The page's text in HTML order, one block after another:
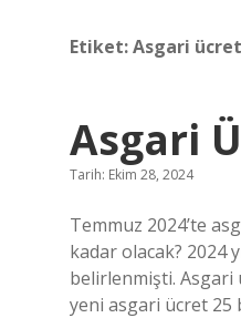
Etiket:Asgari
Asgari
Tarih: Ekim 28, 2024
Temmuz 2024’te
kadar olacak? 2024
belirlenmişti. Asgari
yeni asgari ücret 25